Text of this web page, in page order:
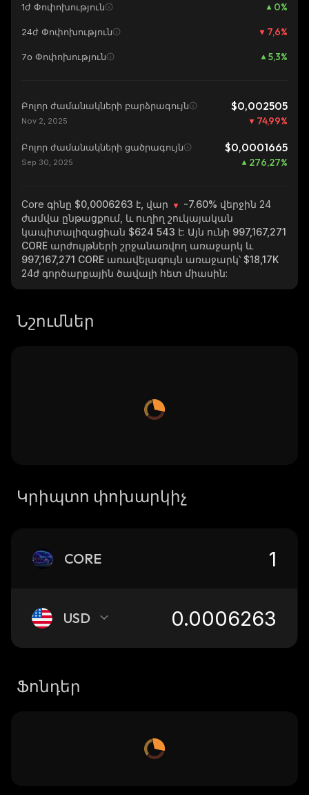
1ժ Փոփոխություն 0%
24ժ Փոփոխություն 7,6%
7օ Փոփոխություն 5,3%
Բոլոր ժամանակների բարձրագույն $0,002505
Nov 2, 2025 74,99%
Բոլոր ժամանակների ցածրագույն $0,0001665
Sep 30, 2025 276,27%
Core գինը $0,0006263 է, վար -7.60% վերջին 24
ժամվա ընթացքում, և ուղիղ շուկայական
կապիտալիզացիան $624 543 է: Այն ունի 997,167,271
CORE արժույթների շրջանառվող առաջարկ և
997,167,271 CORE առավելագույն առաջարկ՝ $18,17K
24ժ գործարքային ծավալի հետ միասին:
Նշումներ
Կրիպտո փոխարկիչ
CORE
USD
Ֆոնդեր